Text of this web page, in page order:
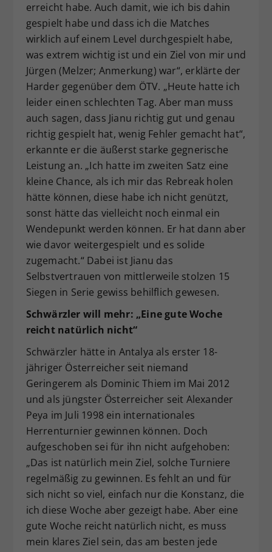
erreicht habe. Auch damit, wie ich bis dahin
gespielt habe und dass ich die Matches
wirklich auf einem Level durchgespielt habe,
was extrem wichtig ist und ein Ziel von mir und
Jürgen (Melzer; Anmerkung) war“, erklärte der
Harder gegenüber dem ÖTV. „Heute hatte ich
leider einen schlechten Tag. Aber man muss
auch sagen, dass Jianu richtig gut und genau
richtig gespielt hat, wenig Fehler gemacht hat“,
erkannte er die äußerst starke gegnerische
Leistung an. „Ich hatte im zweiten Satz eine
kleine Chance, als ich mir das Rebreak holen
hätte können, diese habe ich nicht genützt,
sonst hätte das vielleicht noch einmal ein
Wendepunkt werden können. Er hat dann aber
wie davor weitergespielt und es solide
zugemacht.“ Dabei ist Jianu das
Selbstvertrauen von mittlerweile stolzen 15
Siegen in Serie gewiss behilflich gewesen.
Schwärzler will mehr: „Eine gute Woche
reicht natürlich nicht“
Schwärzler hätte in Antalya als erster 18-
jähriger Österreicher seit niemand
Geringerem als Dominic Thiem im Mai 2012
und als jüngster Österreicher seit Alexander
Peya im Juli 1998 ein internationales
Herrenturnier gewinnen können. Doch
aufgeschoben sei für ihn nicht aufgehoben:
„Das ist natürlich mein Ziel, solche Turniere
regelmäßig zu gewinnen. Es fehlt an und für
sich nicht so viel, einfach nur die Konstanz, die
ich diese Woche aber gezeigt habe. Aber eine
gute Woche reicht natürlich nicht, es muss
mein klares Ziel sein, das am besten jede